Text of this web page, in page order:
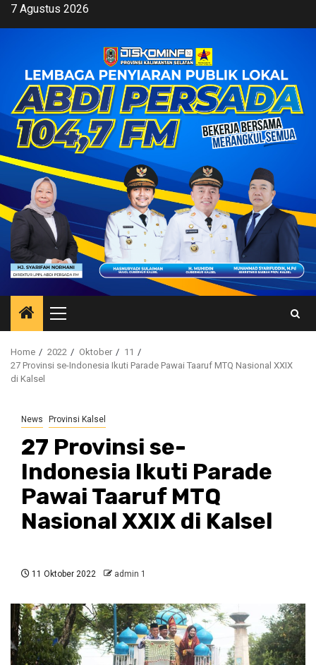
Skip7 Agustus 2026
Primary
Menu
Home 2022 Oktober
11
27 Provinsi se-Indonesia Ikuti Parade Pawai Taaruf MTQ Nasional XXIX
di Kalsel
News Provinsi Kalsel
27 Provinsi se-
Indonesia Ikuti Parade
Pawai Taaruf MTQ
Nasional XXIX di Kalsel
11 Oktober 2022 admin 1